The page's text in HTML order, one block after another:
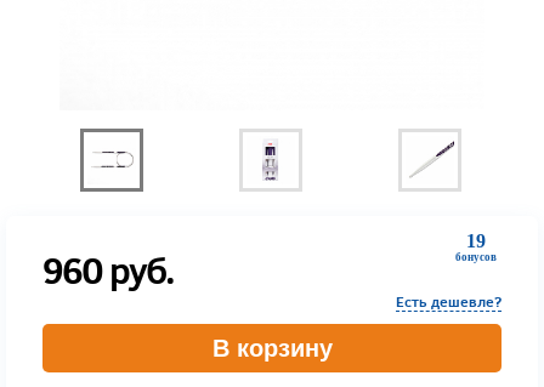
19
бонусов
960руб.
Есть дешевле?
В корзину